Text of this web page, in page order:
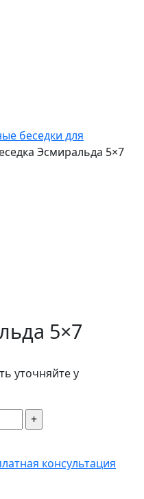
беседки для
Эсмиральда 5×7
5×7
уточняйте у
консультация